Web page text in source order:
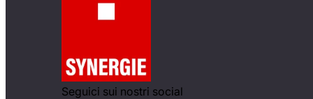
Seguici sui nostri social